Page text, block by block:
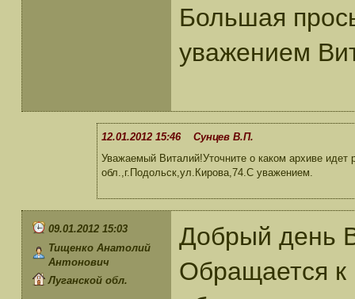
Большая
уважением
12.01.2012 15:46 Сунцев В.П.
Уважаемый Виталий!Уточните о каком архиве
обл.,г.Подольск,ул.Кирова,74.С уважением.
09.01.2012 15:03
Тищенко Анатолий
Антонович
Луганской обл.
Добрый день
Обращается к